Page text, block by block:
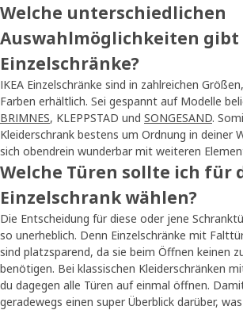
Welche unterschiedlichen
Auswahlmöglichkeiten gibt
Einzelschränke?
IKEA Einzelschränke sind in zahlreichen
Farben erhältlich. Sei gespannt auf Modelle
BRIMNES, KLEPPSTAD und SONGESAND.
Kleiderschrank bestens um Ordnung in deiner
sich obendrein wunderbar mit weiteren
Welche Türen sollte ich für
Einzelschrank wählen?
Die Entscheidung für diese oder jene
so unerheblich. Denn Einzelschränke mit
sind platzsparend, da sie beim Öffnen keinen
benötigen. Bei klassischen Kleiderschränken
du dagegen alle Türen auf einmal öffnen.
geradewegs einen super Überblick darüber,